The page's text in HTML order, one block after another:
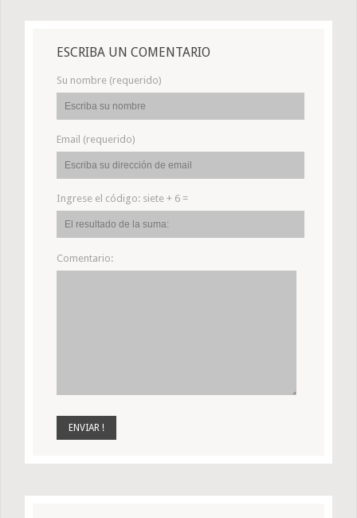
ESCRIBA UN COMENTARIO
Su nombre (requerido)
Email (requerido)
Ingrese el código: siete + 6 =
Comentario: